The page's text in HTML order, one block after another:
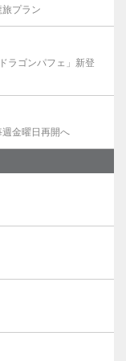
プラン
ラゴンパフェ」新登
金曜日再開へ